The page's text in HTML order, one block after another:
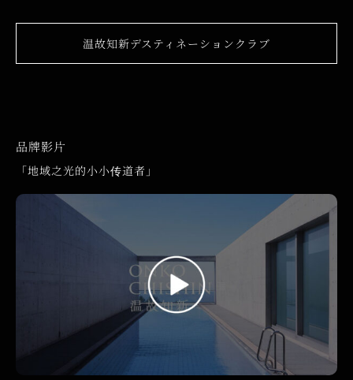
温故知新デスティネーションクラブ
品牌影片
「地域之光的小小传道者」